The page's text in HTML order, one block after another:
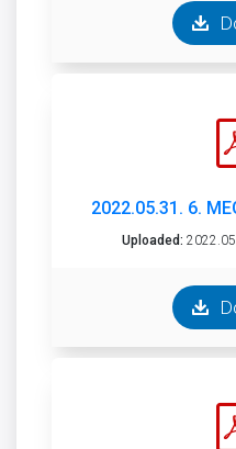
2022.05.31. 6.
Uploaded: